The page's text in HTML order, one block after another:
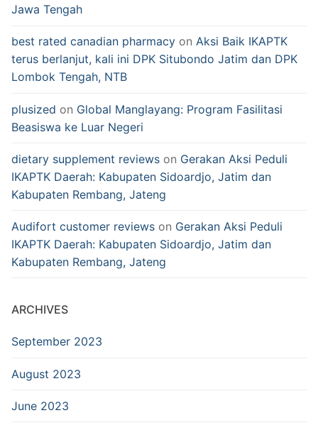
Jawa Tengah
best rated canadian pharmacy on Aksi Baik IKAPTK
terus berlanjut, kali ini DPK Situbondo Jatim dan DPK
Lombok Tengah, NTB
plusized on Global Manglayang: Program Fasilitasi
Beasiswa ke Luar Negeri
dietary supplement reviews on Gerakan Aksi Peduli
IKAPTK Daerah: Kabupaten Sidoardjo, Jatim dan
Kabupaten Rembang, Jateng
Audifort customer reviews on Gerakan Aksi Peduli
IKAPTK Daerah: Kabupaten Sidoardjo, Jatim dan
Kabupaten Rembang, Jateng
ARCHIVES
September 2023
August 2023
June 2023